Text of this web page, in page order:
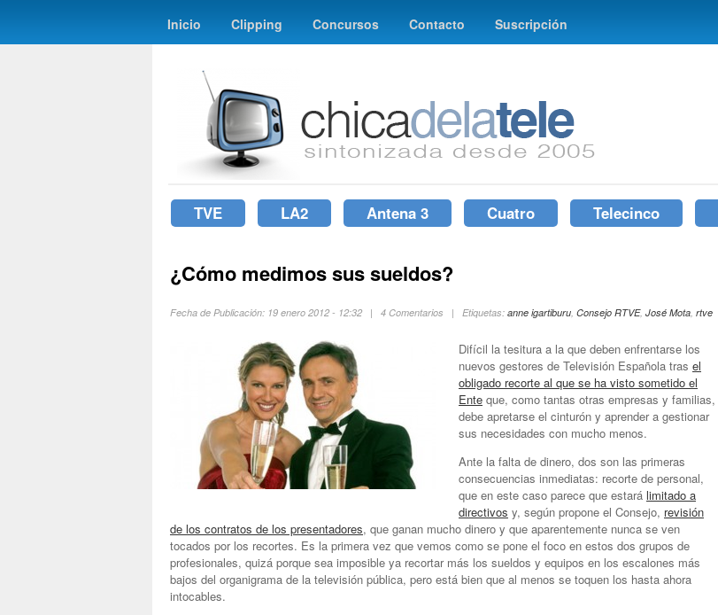
Inicio Clipping Concursos Contacto Suscripción
TVE LA2 Antena 3 Cuatro Telecinco
¿Cómo medimos sus sueldos?
Fecha de Publicación: 19 enero 2012 - 12:32 | 4 Comentarios | Etiquetas: anne igartiburu, Consejo RTVE, José Mota, rtve
Difícil la tesitura a la que deben enfrentarse los
nuevos gestores de Televisión Española tras el
obligado recorte al que se ha visto sometido el
Ente que, como tantas otras empresas y familias,
debe apretarse el cinturón y aprender a gestionar
sus necesidades con mucho menos.
Ante la falta de dinero, dos son las primeras
consecuencias inmediatas: recorte de personal,
que en este caso parece que estará limitado a
directivos y, según propone el Consejo, revisión
de los contratos de los presentadores, que ganan mucho dinero y que aparentemente nunca se ven
tocados por los recortes. Es la primera vez que vemos como se pone el foco en estos dos grupos de
profesionales, quizá porque sea imposible ya recortar más los sueldos y equipos en los escalones más
bajos del organigrama de la televisión pública, pero está bien que al menos se toquen los hasta ahora
intocables.